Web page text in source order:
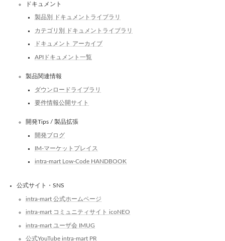
ドキュメント
製品別 ドキュメントライブラリ
カテゴリ別 ドキュメントライブラリ
ドキュメント アーカイブ
APIドキュメント一覧
製品関連情報
ダウンロードライブラリ
要件情報公開サイト
開発Tips / 製品拡張
開発ブログ
IM-マーケットプレイス
intra-mart Low-Code HANDBOOK
公式サイト・SNS
intra-mart 公式ホームページ
intra-mart コミュニティサイト icoNEO
intra-mart ユーザ会 IMUG
公式YouTube intra-mart PR